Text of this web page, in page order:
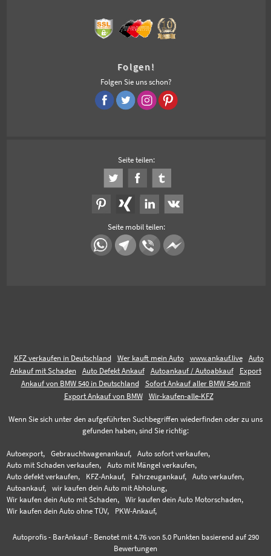
Folgen!
Folgen Sie uns schon?
Seite teilen:
Seite mobil teilen:
KFZ verkaufen in Deutschland Wer kauft mein Auto www.ankauf.live
Auto
Ankauf mit Schaden
Auto Defekt Ankauf Autoankauf / Autoabkauf
Export
Ankauf von BMW 540 in Deutschland
Sofort Ankauf aller BMW 540 mit
Export Ankauf von BMW
Wir-kaufen-alle-KFZ
Wenn Sie sich unter den aufgeführten Suchbegriffen wiederfinden oder zu uns
gefunden haben, sind Sie richtig:
Autoexport, Gebrauchtwagenankauf,
Auto sofort verkaufen,
Auto mit Schaden verkaufen,
Auto mit Mängel verkaufen,
Auto defekt verkaufen,
KFZ-Ankauf, Fahrzeugankauf,
Auto verkaufen,
Autoankauf,
wir kaufen dein Auto mit Abholung,
Wir kaufen dein Auto mit Schaden,
Wir kaufen dein Auto Motorschaden,
Wir kaufen dein Auto ohne TÜV,
PKW-Ankauf,
Autoprofis - BarAnkauf- Benotet mit 4.76von 5.0 Punkten basierend auf 290
Bewertungen